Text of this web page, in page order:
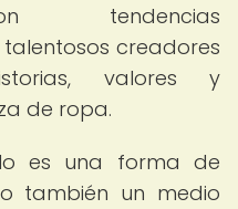
tendencias
creadores
valores y
de ropa.
es una forma de
también un medio